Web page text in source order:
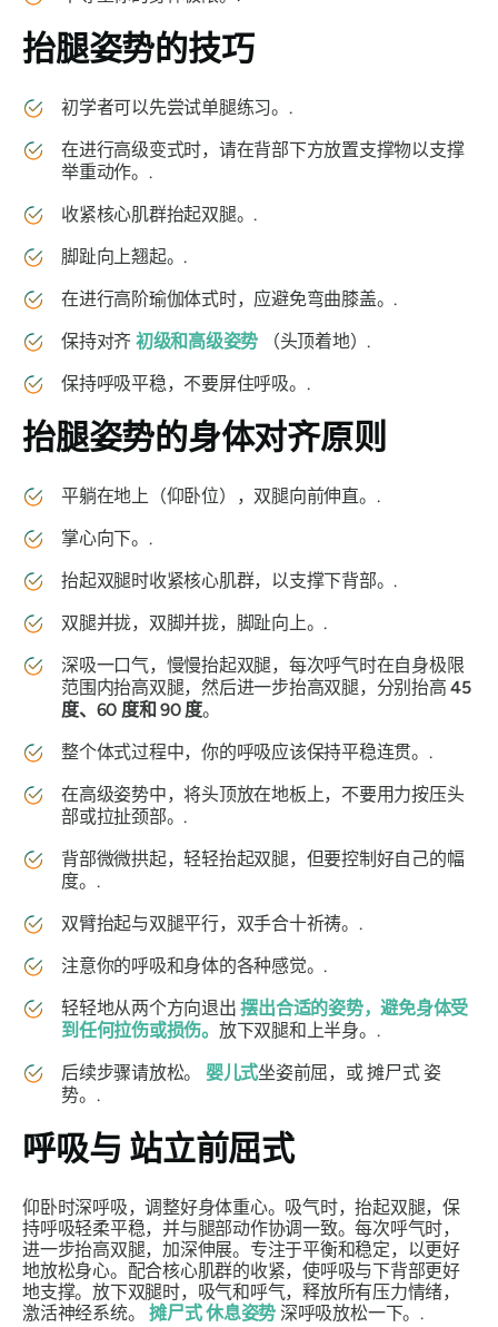
抬腿姿势的技巧
初学者可以先尝试单腿练习。.
在进行高级变式时，请在背部下方放置支撑物以支撑
举重动作。.
收紧核心肌群抬起双腿。.
脚趾向上翘起。.
在进行高阶瑜伽体式时，应避免弯曲膝盖。.
保持对齐 初级和高级姿势 （头顶着地）.
保持呼吸平稳，不要屏住呼吸。.
抬腿姿势的身体对齐原则
平躺在地上（仰卧位），双腿向前伸直。.
掌心向下。.
抬起双腿时收紧核心肌群，以支撑下背部。.
双腿并拢，双脚并拢，脚趾向上。.
深吸一口气，慢慢抬起双腿，每次呼气时在自身极限
范围内抬高双腿，然后进一步抬高双腿，分别抬高45
度、60 度和 90 度。
整个体式过程中，你的呼吸应该保持平稳连贯。.
在高级姿势中，将头顶放在地板上，不要用力按压头
部或拉扯颈部。.
背部微微拱起，轻轻抬起双腿，但要控制好自己的幅
度。.
双臂抬起与双腿平行，双手合十祈祷。.
注意你的呼吸和身体的各种感觉。.
轻轻地从两个方向退出摆出合适的姿势，避免身体受
到任何拉伤或损伤。 放下双腿和上半身。.
后续步骤请放松。 婴儿式坐姿前屈，或摊尸式姿
势。.
呼吸与 站立前屈式
仰卧时深呼吸，调整好身体重心。吸气时，抬起双腿，保
持呼吸轻柔平稳，并与腿部动作协调一致。每次呼气时，
进一步抬高双腿，加深伸展。专注于平衡和稳定，以更好
地放松身心。配合核心肌群的收紧，使呼吸与下背部更好
地支撑。放下双腿时，吸气和呼气，释放所有压力情绪，
激活神经系统。摊尸式休息姿势 深呼吸放松一下。.